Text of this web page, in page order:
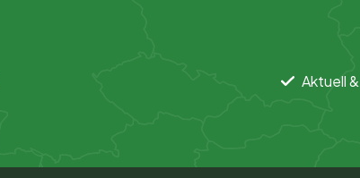
Aktuell